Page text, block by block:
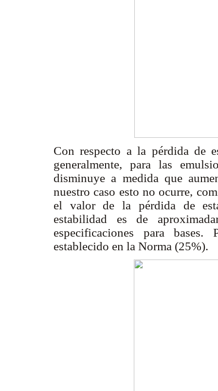
Con respecto a la pérdida de
generalmente, para las
disminuye a medida que
nuestro caso esto no ocurre,
el valor de la pérdida de
estabilidad es de
especificaciones para
establecido en la Norma (25%).